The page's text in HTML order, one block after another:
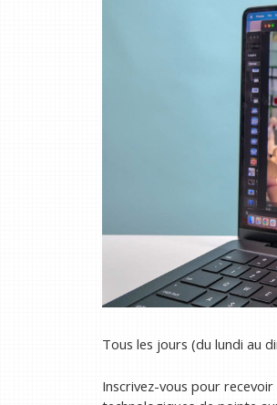
Tous les jours (du lundi au
Inscrivez-vous pour